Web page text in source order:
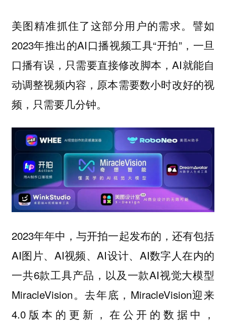
美图精准抓住了这部分用户的需求。譬如
2023年推出的AI口播视频工具“开拍”，一旦
口播有误，只需要直接修改脚本，AI就能自
动调整视频内容，原本需要数小时改好的视
频，只需要几分钟。
2023年年中，与开拍一起发布的，还有包括
AI图片、AI视频、AI设计、AI数字人在内的
一共6款工具产品，以及一款AI视觉大模型
MiracleVision。去年底，MiracleVision迎来
4.0版本的更新，在公开的数据中，